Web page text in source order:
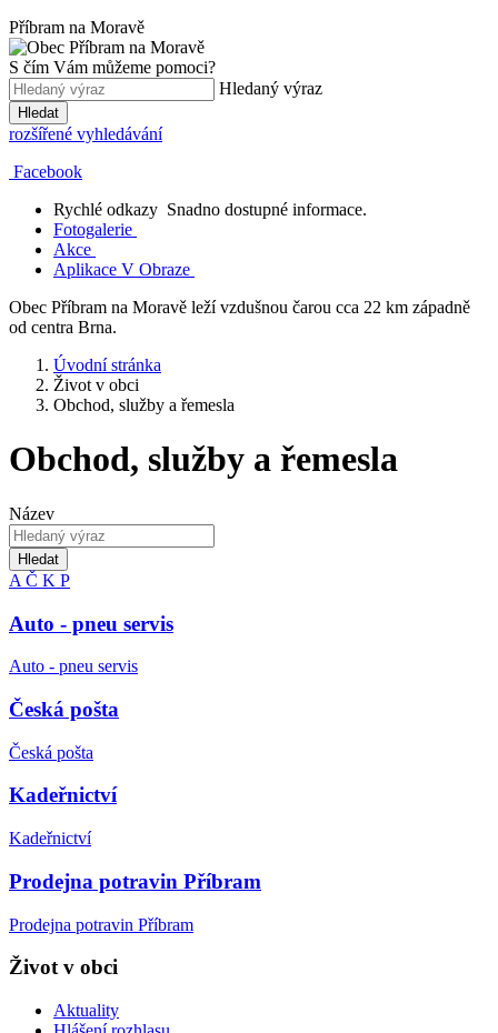
Příbram na Moravě
S čím Vám můžeme pomoci?
Hledaný výraz
Hledat
rozšířené vyhledávání
Facebook
Rychlé odkazy Snadno dostupné informace.
Fotogalerie
Akce
Aplikace V Obraze
Obec Příbram na Moravě leží vzdušnou čarou cca 22 km západně
od centra Brna.
Úvodní stránka
Život v obci
Obchod, služby a řemesla
Obchod, služby a řemesla
Název
Hledat
A Č K P
Auto - pneu servis
Auto - pneu servis
Česká pošta
Česká pošta
Kadeřnictví
Kadeřnictví
Prodejna potravin Příbram
Prodejna potravin Příbram
Život v obci
Aktuality